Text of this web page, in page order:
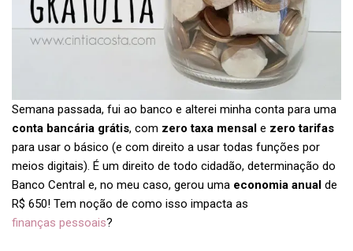
Semana passada, fui ao banco e alterei minha conta para uma
conta bancária grátis, com zero taxa mensal e zero tarifas
para usar o básico (e com direito a usar todas funções por
meios digitais). É um direito de todo cidadão, determinação do
Banco Central e, no meu caso, gerou uma economia anual de
R$ 650! Tem noção de como isso impacta as
finanças pessoais?